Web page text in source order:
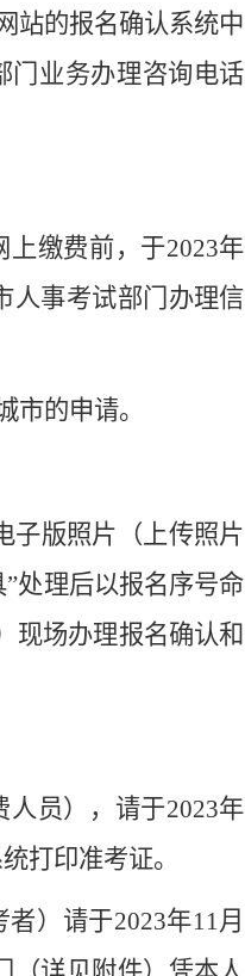
站的报名确认系统中
门业务办理咨询电话
上缴费前，于2023年
人事考试部门办理信
市的申请。
子版照片（上传照片
处理后以报名序号命
现场办理报名确认和
人员），请于2023年
打印准考证。
）请于2023年11月